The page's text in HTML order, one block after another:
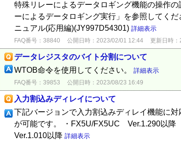
特殊リレーによるデータロギング機能の操作
ーによるデータロギング実行」を参照してく
ニュアル(応用編)(JY997D54301) 詳細表示
FAQ番号：38840 公開日時：2023/02/01 12:44 更新日時
データレジスタのバイト分割について
WTOB命令を使用してください。 詳細表示
FAQ番号：39853 公開日時：2023/08/23 16:49
入力割込みディレイについて
下記バージョンで入力割込みディレイ機能に
が可能です。 ・FX5U/FX5UC Ver.1.290以
Ver.1.010以降 詳細表示